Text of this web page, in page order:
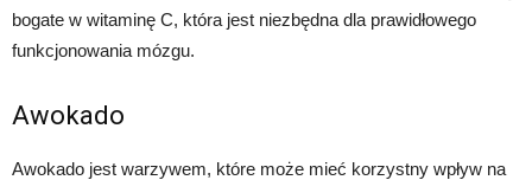
bogate w witaminę C, która jest niezbędna dla prawidłowego
funkcjonowania mózgu.
Awokado
Awokado jest warzywem, które może mieć korzystny wpływ na